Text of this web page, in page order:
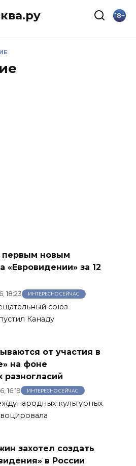
18+
первым новым
«Евровидении» за 12
18:23 ИНТЕРЕСНО СЕЙЧАС
союз
Канаду
от участия в
на фоне
разногласий
16:19 ИНТЕРЕСНО СЕЙЧАС
культурных
захотел создать
в России